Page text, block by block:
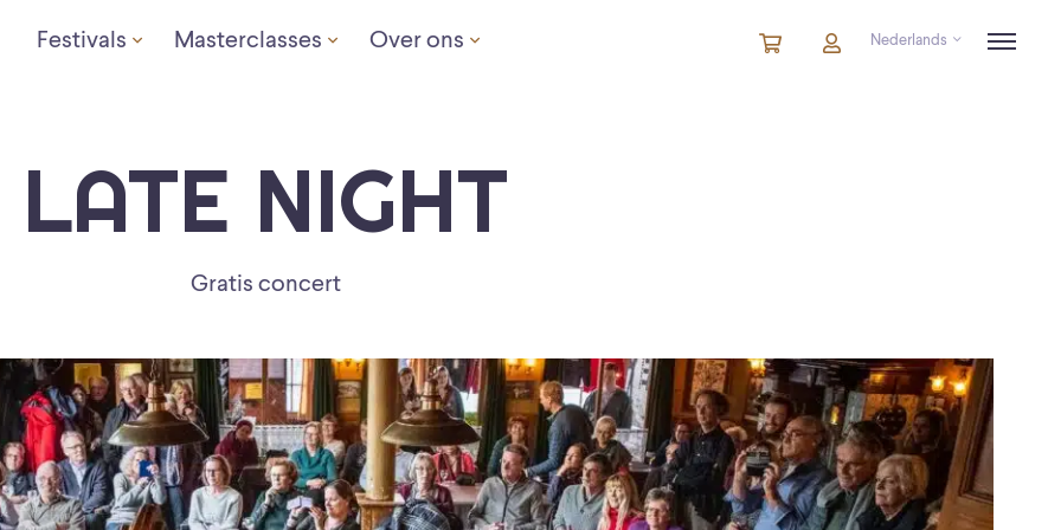
Festivals Masterclasses Over ons Winkelmandje
artikelenAccountNederlands
LATE NIGHT
Gratis concert